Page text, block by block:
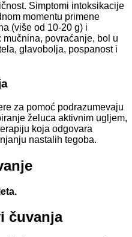
Simptomi intoksikacije
momentu primene
(više od 10-20 g) i
povraćanje, bol u
glavobolja, pospanost i
za pomoć podrazumevaju
želuca aktivnim ugljem,
koja odgovara
nastalih tegoba.
čuvanja